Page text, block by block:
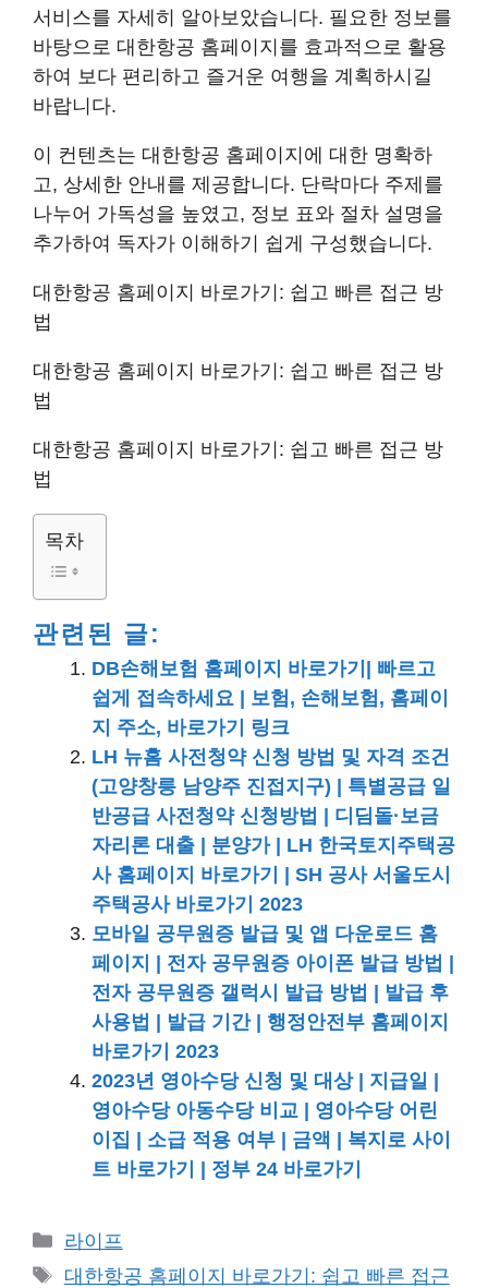
서비스를 자세히 알아보았습니다. 필요한 정보를
바탕으로 대한항공 홈페이지를 효과적으로 활용
하여 보다 편리하고 즐거운 여행을 계획하시길
바랍니다.
이 컨텐츠는 대한항공 홈페이지에 대한 명확하
고, 상세한 안내를 제공합니다. 단락마다 주제를
나누어 가독성을 높였고, 정보 표와 절차 설명을
추가하여 독자가 이해하기 쉽게 구성했습니다.
대한항공 홈페이지 바로가기: 쉽고 빠른 접근 방
법
대한항공 홈페이지 바로가기: 쉽고 빠른 접근 방
법
대한항공 홈페이지 바로가기: 쉽고 빠른 접근 방
법
목차
관련된 글:
DB손해보험 홈페이지 바로가기| 빠르고
쉽게 접속하세요 | 보험, 손해보험, 홈페이
지 주소, 바로가기 링크
LH 뉴홈 사전청약 신청 방법 및 자격 조건
(고양창릉 남양주 진접지구) | 특별공급 일
반공급 사전청약 신청방법 | 디딤돌·보금
자리론 대출 | 분양가 | LH 한국토지주택공
사 홈페이지 바로가기 | SH 공사 서울도시
주택공사 바로가기 2023
모바일 공무원증 발급 및 앱 다운로드 홈
페이지 | 전자 공무원증 아이폰 발급 방법 |
전자 공무원증 갤럭시 발급 방법 | 발급 후
사용법 | 발급 기간 | 행정안전부 홈페이지
바로가기 2023
2023년 영아수당 신청 및 대상 | 지급일 |
영아수당 아동수당 비교 | 영아수당 어린
이집 | 소급 적용 여부 | 금액 | 복지로 사이
트 바로가기 | 정부 24 바로가기
카
테
라이프
태
대한항공 홈페이지 바로가기: 쉽고 빠른 접근